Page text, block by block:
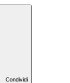
Condividi